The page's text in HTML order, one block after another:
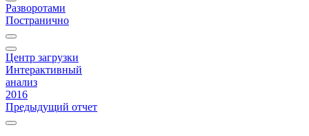
Разворотами
Постранично
Центр загрузки
Интерактивный
анализ
2016
Предыдущий отчет